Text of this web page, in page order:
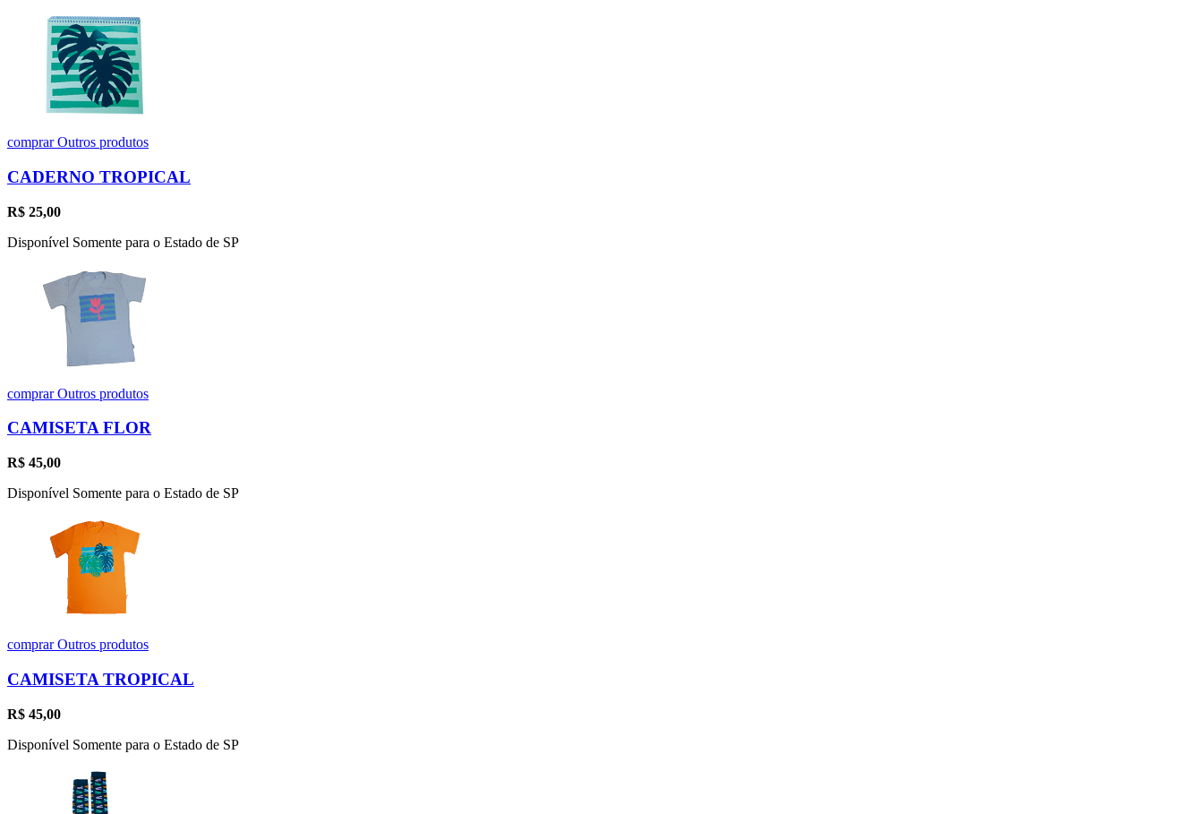
comprarOutros produtos
CADERNO TROPICAL
R$ 25,00
Disponível Somente para o Estado de SP
comprarOutros produtos
CAMISETA FLOR
R$ 45,00
Disponível Somente para o Estado de SP
comprarOutros produtos
CAMISETA TROPICAL
R$ 45,00
Disponível Somente para o Estado de SP